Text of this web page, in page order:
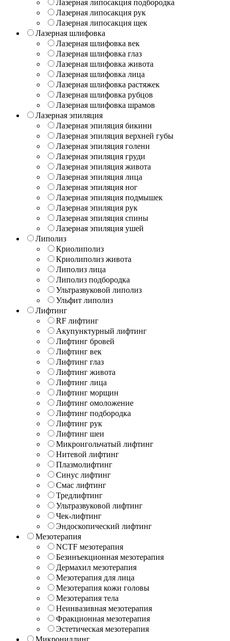
Лазерная липосакция подбородка
Лазерная липосакция рук
Лазерная липосакция щек
Лазерная шлифовка
Лазерная шлифовка век
Лазерная шлифовка глаз
Лазерная шлифовка живота
Лазерная шлифовка лица
Лазерная шлифовка растяжек
Лазерная шлифовка рубцов
Лазерная шлифовка шрамов
Лазерная эпиляция
Лазерная эпиляция бикини
Лазерная эпиляция верхней губы
Лазерная эпиляция голени
Лазерная эпиляция груди
Лазерная эпиляция живота
Лазерная эпиляция лица
Лазерная эпиляция ног
Лазерная эпиляция подмышек
Лазерная эпиляция рук
Лазерная эпиляция спины
Лазерная эпиляция ушей
Липолиз
Криолиполиз
Криолиполиз живота
Липолиз лица
Липолиз подбородка
Ультразвуковой липолиз
Ульфит липолиз
Лифтинг
RF лифтинг
Акупунктурный лифтинг
Лифтинг бровей
Лифтинг век
Лифтинг глаз
Лифтинг живота
Лифтинг лица
Лифтинг морщин
Лифтинг омоложение
Лифтинг подбородка
Лифтинг рук
Лифтинг шеи
Микроигольчатый лифтинг
Нитевой лифтинг
Плазмолифтинг
Синус лифтинг
Смас лифтинг
Тредлифтинг
Ультразвуковой лифтинг
Чек-лифтинг
Эндоскопический лифтинг
Мезотерапия
NCTF мезотерапия
Безинъекционная мезотерапия
Дермахил мезотерапия
Мезотерапия для лица
Мезотерапия кожи головы
Мезотерапия тела
Неинвазивная мезотерапия
Фракционная мезотерапия
Эстетическая мезотерапия
Микронидлинг